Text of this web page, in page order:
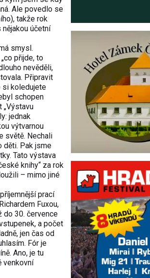
Ale povedlo se
takže rok
účetní
smysl.
přijde, to
nevěděli,
Připravit
si koledujete
schopen
„Výstavu
jednak
výtvarnou
světě. Nechali
děti. Pak jsme
Tato výstava
knihy“ za rok
– mimo jiné
prací
Fuxou,
do 30. července
a počet
jen čas od
Fór je
Ano, je tu
venkovní